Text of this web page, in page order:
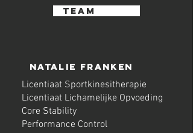
Team
Natalie franken
Licentiaat Sportkinesitherapie
Licentiaat Lichamelijke Opvoeding
Core Stability
Performance Control